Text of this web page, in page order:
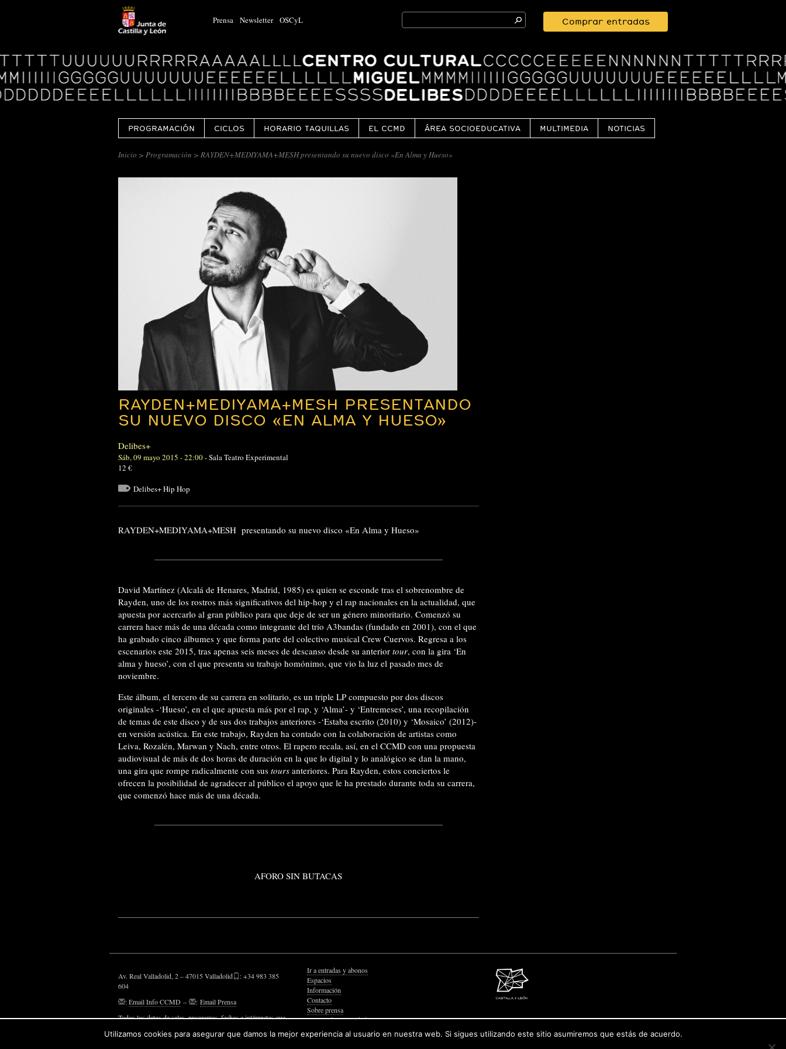
Prensa Newsletter OSCyL
Search
for:
Comprar entradas
Logo
Centro
Cultural
Miguel
Delibes
PROGRAMACIÓN CICLOS HORARIO TAQUILLAS EL CCMD ÁREA SOCIOEDUCATIVA MULTIMEDIA NOTICIAS
Inicio > Programación > RAYDEN+MEDIYAMA+MESH presentando su nuevo disco «En Alma y Hueso»
RAYDEN+MEDIYAMA+MESH PRESENTANDO
SU NUEVO DISCO «EN ALMA Y HUESO»
Delibes+
Sáb, 09 mayo 2015 - 22:00-Sala Teatro Experimental
12 €
Delibes+ Hip Hop
RAYDEN+MEDIYAMA+MESH presentando su nuevo disco «En Alma y Hueso»
David Martínez (Alcalá de Henares, Madrid, 1985) es quien se esconde tras el sobrenombre de
Rayden, uno de los rostros más significativos del hip-hop y el rap nacionales en la actualidad, que
apuesta por acercarlo al gran público para que deje de ser un género minoritario. Comenzó su
carrera hace más de una década como integrante del trío A3bandas (fundado en 2001), con el que
ha grabado cinco álbumes y que forma parte del colectivo musical Crew Cuervos. Regresa a los
escenarios este 2015, tras apenas seis meses de descanso desde su anterior tour, con la gira ‘En
alma y hueso’, con el que presenta su trabajo homónimo, que vio la luz el pasado mes de
noviembre.
Este álbum, el tercero de su carrera en solitario, es un triple LP compuesto por dos discos
originales -‘Hueso’, en el que apuesta más por el rap, y ‘Alma’- y ‘Entremeses’, una recopilación
de temas de este disco y de sus dos trabajos anteriores -‘Estaba escrito (2010) y ‘Mosaico’ (2012)-
en versión acústica. En este trabajo, Rayden ha contado con la colaboración de artistas como
Leiva, Rozalén, Marwan y Nach, entre otros. El rapero recala, así, en el CCMD con una propuesta
audiovisual de más de dos horas de duración en la que lo digital y lo analógico se dan la mano,
una gira que rompe radicalmente con sus tours anteriores. Para Rayden, estos conciertos le
ofrecen la posibilidad de agradecer al público el apoyo que le ha prestado durante toda su carrera,
que comenzó hace más de una década.
AFORO SIN BUTACAS
Av. Real Valladolid, 2 – 47015 Valladolid
: +34 983 385
604
:Email Info CCMD – : Email Prensa
Todos los datos de salas, programas, fechas e intérpretes que
Ir a entradas y abonos
Espacios
Información
Contacto
Sobre prensa
Política de Privacidad
Política de Cookies
Accesibilidad Web
Utilizamos cookies para asegurar que damos la mejor experiencia al usuario en nuestra web. Si sigues utilizando este sitio asumiremos que estás de acuerdo.